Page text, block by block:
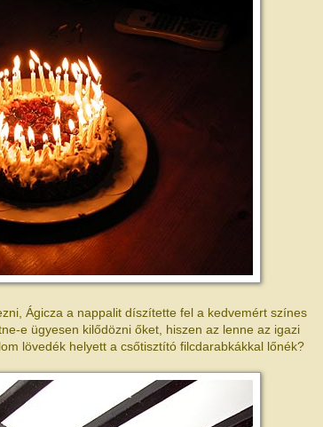
Ágicza a nappalit díszítette fel a kedvemért színes
e ügyesen kilődözni őket, hiszen az lenne az igazi
lövedék helyett a csőtisztító filcdarabkákkal lőnék?